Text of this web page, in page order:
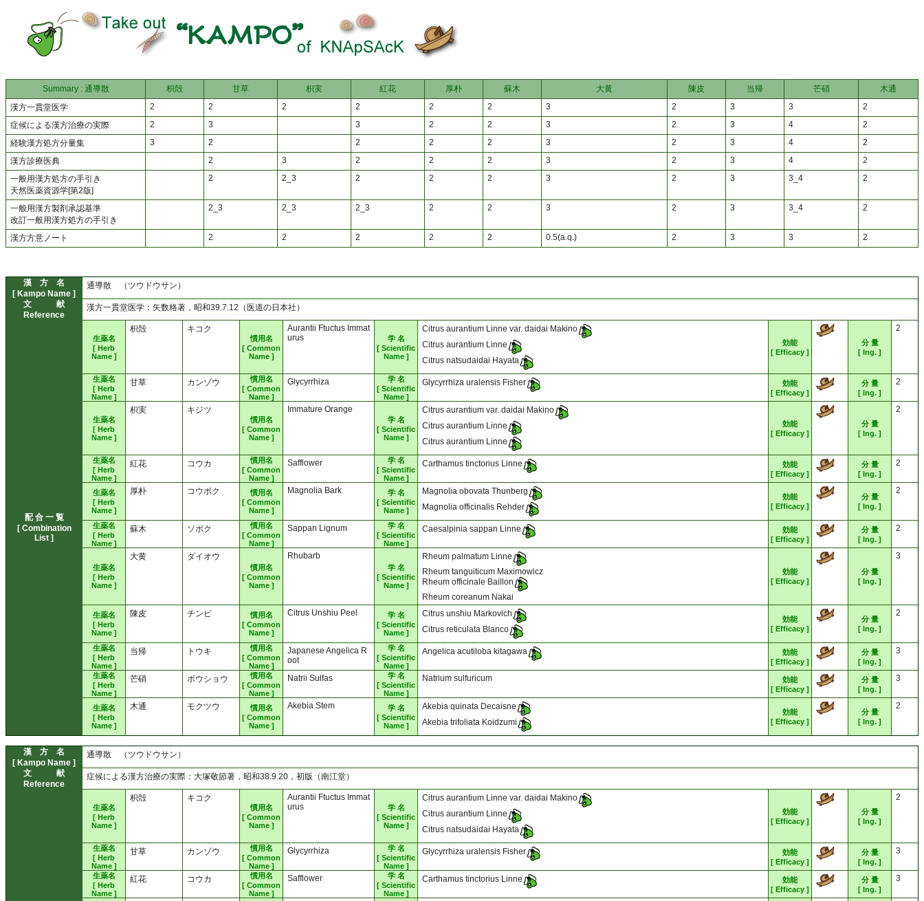
Summary : 通導散 枳殻 甘草 枳実 紅花 厚朴 蘇木 大黄 陳皮 当帰 芒硝
木通
漢方一貫堂医学
2 2 2 2 2 2 3 2 3 3
2
症候による漢方治療の実際
2 3 3 2 2 3 2 3 4
2
経験漢方処方分量集
3 2 2 2 2 3 2 3 4
2
漢方診療医典
2 3 2 2 2 3 2 3 4
2
一般用漢方処方の手引き
天然医薬資源学[第2版]
2 2_3 2 2 2 3 2 3 3_4 2
一般用漢方製剤承認基準
改訂一般用漢方処方の手引き
2_3 2_3 2_3 2 2 3 2 3 3_4 2
漢方方意ノート 2 2 2 2 2 0.5(a.q.) 2 3 3 2
漢 方 名
[ Kampo Name ]
通導散 （ツウドウサン）
文 献
Reference
漢方一貫堂医学：矢数格著，昭和39.7.12（医道の日本社）
配 合 一 覧
[ Combination
List ]
生薬名
[ Herb
Name ]
枳殻 キコク
慣用名
[ Common
Name ]
Aurantii Ftuctus Immat
urus
学 名
[ Scientific
Name ]
Citrus aurantium Linne var. daidai Makino
Citrus aurantium Linne
Citrus natsudaidai Hayata
効能
[ Efficacy ]
分 量
[ Ing. ]
2
生薬名
[ Herb
Name ]
甘草 カンゾウ
慣用名
[ Common
Name ]
Glycyrrhiza
学 名
[ Scientific
Name ]
Glycyrrhiza uralensis Fisher
効能
[ Efficacy ]
分 量
[ Ing. ]
2
生薬名
[ Herb
Name ]
枳実 キジツ
慣用名
[ Common
Name ]
Immature Orange
学 名
[ Scientific
Name ]
Citrus aurantium var. daidai Makino
Citrus aurantium Linne
Citrus aurantium Linne
効能
[ Efficacy ]
分 量
[ Ing. ]
2
生薬名
[ Herb
Name ]
紅花 コウカ
慣用名
[ Common
Name ]
Safflower
学 名
[ Scientific
Name ]
Carthamus tinctorius Linne
効能
[ Efficacy ]
分 量
[ Ing. ]
2
生薬名
[ Herb
Name ]
厚朴 コウボク
慣用名
[ Common
Name ]
Magnolia Bark
学 名
[ Scientific
Name ]
Magnolia obovata Thunberg
Magnolia officinalis Rehder
効能
[ Efficacy ]
分 量
[ Ing. ]
2
生薬名
[ Herb
Name ]
蘇木 ソボク
慣用名
[ Common
Name ]
Sappan Lignum
学 名
[ Scientific
Name ]
Caesalpinia sappan Linne
効能
[ Efficacy ]
分 量
[ Ing. ]
2
生薬名
[ Herb
Name ]
大黄 ダイオウ
慣用名
[ Common
Name ]
Rhubarb
学 名
[ Scientific
Name ]
Rheum palmatum Linne
Rheum tanguiticum Maximowicz
Rheum officinale Baillon
Rheum coreanum Nakai
効能
[ Efficacy ]
分 量
[ Ing. ]
3
生薬名
[ Herb
Name ]
陳皮 チンピ
慣用名
[ Common
Name ]
Citrus Unshiu Peel
学 名
[ Scientific
Name ]
Citrus unshiu Markovich
Citrus reticulata Blanco
効能
[ Efficacy ]
分 量
[ Ing. ]
2
生薬名
[ Herb
Name ]
当帰 トウキ
慣用名
[ Common
Name ]
Japanese Angelica R
oot
学 名
[ Scientific
Name ]
Angelica acutiloba kitagawa
効能
[ Efficacy ]
分 量
[ Ing. ]
3
生薬名
[ Herb
Name ]
芒硝 ボウショウ
慣用名
[ Common
Name ]
Natrii Sulfas
学 名
[ Scientific
Name ]
Natrium sulfuricum
効能
[ Efficacy ]
分 量
[ Ing. ]
3
生薬名
[ Herb
Name ]
木通 モクツウ
慣用名
[ Common
Name ]
Akebia Stem
学 名
[ Scientific
Name ]
Akebia quinata Decaisne
Akebia trifoliata Koidzumi
効能
[ Efficacy ]
分 量
[ Ing. ]
2
漢 方 名
[ Kampo Name ]
通導散 （ツウドウサン）
文 献
Reference
症候による漢方治療の実際：大塚敬節著，昭和38.9.20，初版（南江堂）
生薬名
[ Herb
Name ]
枳殻 キコク
慣用名
[ Common
Name ]
Aurantii Ftuctus Immat
urus
学 名
[ Scientific
Name ]
Citrus aurantium Linne var. daidai Makino
Citrus aurantium Linne
Citrus natsudaidai Hayata
効能
[ Efficacy ]
分 量
[ Ing. ]
2
生薬名
[ Herb
Name ]
甘草 カンゾウ
慣用名
[ Common
Name ]
Glycyrrhiza
学 名
[ Scientific
Name ]
Glycyrrhiza uralensis Fisher
効能
[ Efficacy ]
分 量
[ Ing. ]
3
生薬名
[ Herb
Name ]
紅花 コウカ
慣用名
[ Common
Name ]
Safflower
学 名
[ Scientific
Name ]
Carthamus tinctorius Linne
効能
[ Efficacy ]
分 量
[ Ing. ]
3